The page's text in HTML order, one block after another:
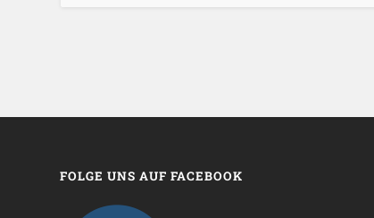
FOLGE UNS AUF FACEBOOK